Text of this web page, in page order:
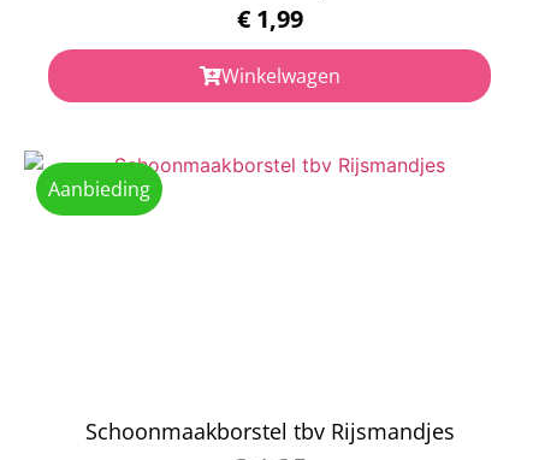
€1,99
Winkelwagen
Aanbieding
Schoonmaakborstel tbv Rijsmandjes